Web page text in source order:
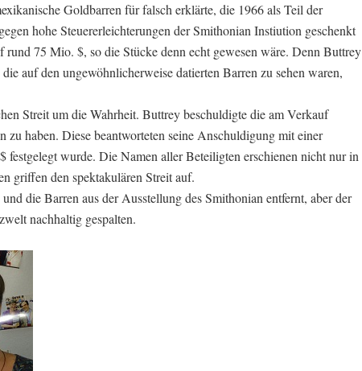
Goldbarren für falsch erklärte, die 1966 als Teil der
hohe Steuererleichterungen der Smithonian Instiution geschenkt
75 Mio. $, so die Stücke denn echt gewesen wäre. Denn Buttrey
auf den ungewöhnlicherweise datierten Barren zu sehen waren,
Streit um die Wahrheit. Buttrey beschuldigte die am Verkauf
haben. Diese beantworteten seine Anschuldigung mit einer
wurde. Die Namen aller Beteiligten erschienen nicht nur in
griffen den spektakulären Streit auf.
die Barren aus der Ausstellung des Smithonian entfernt, aber der
nachhaltig gespalten.